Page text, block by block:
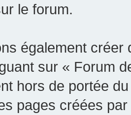
le forum.
également
sur « Forum
hors de portée
pages créées